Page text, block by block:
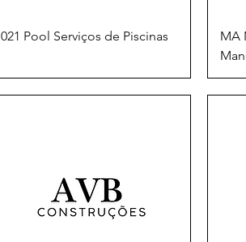
021 Pool Serviços de Piscinas
MA